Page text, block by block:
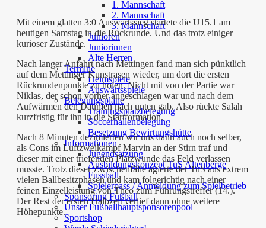
1. Mannschaft
2. Mannschaft
3. Mannschaft
Junioren
Juniorinnen
Alte Herren
Termine
Heimspiele
Auswärtsspiele
Belegungspläne
Trainingsplatzbelegung
Soccerhallenbelegung
Besetzung Bewirtungshütte
Informationen
Jugendsatzung
Ausbildungskonzept TuS Altenberge
Fussball
Spielerpass / Anmeldung zum Spielbetrieb
Sponsoring Fußball
Unser Fußballhauptsponsorenpool
Sportshop
Mit einem glatten 3:0 Auswärtssieg startete die U15.1 am
heutigen Samstag in die Rückrunde. Und das trotz einiger
kurioser Zustände.
Nach langer Anfahrt nach Mettingen fand man sich pünktlich
auf dem Mettinger Kunstrasen wieder, um dort die ersten
Rückrundenpunkte zu holen. Nicht mit von der Partie war
Niklas, der schon vorher angeschlagen war und nach dem
Aufwärmen den Daumen nach unten gab. Also rückte Salah
kurzfristig für ihn in die Startformation.
Nach 8 Minuten dezimierten wir uns dann auch noch selber,
als Cons im Luftzweikampf Marvin an der Stirn traf und
dieser mit einer triefenden Platzwunde das Feld verlassen
musste. Trotz dieser Zwischenfälle agierte der TuS aus extrem
vielen Ballbesitzphasen und kam folgerichtig nach einer
feinen Einzelleistung von Theo zum Führungstreffer (14.).
Der Rest der ersten Halbzeit verlief dann ohne weitere
Höhepunkte.